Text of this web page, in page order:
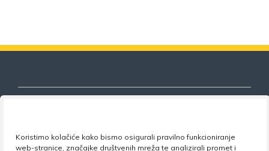
Koristimo kolačiće kako bismo osigurali pravilno funkcioniranje
web-stranice, značajke društvenih mreža te analizirali promet i
Nezavisni sindikat znanosti i visokog